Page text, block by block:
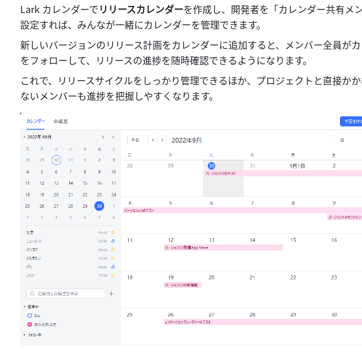
Lark カレンダーでリリースカレンダーを作成し、開発者を「カレンダー共有メ
設定すれば、みんなが一緒にカレンダーを管理できます。
新しいバージョンのリリース計画をカレンダーに追加すると、メンバー全員が
をフォローして、リリースの進捗を随時確認できるようになります。
これで、リリースサイクルをしっかり管理できるほか、プロジェクトと直接か
ないメンバーも進捗を把握しやすくなります。